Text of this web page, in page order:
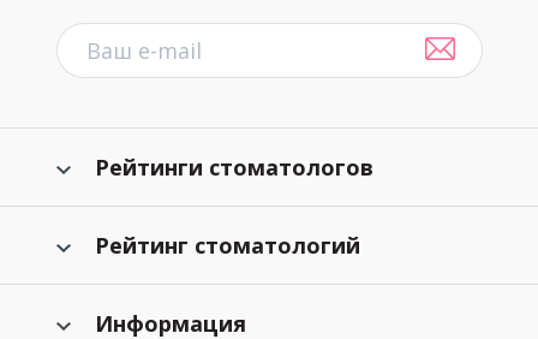
Рейтинги стоматологов
Рейтинг стоматологий
Информация